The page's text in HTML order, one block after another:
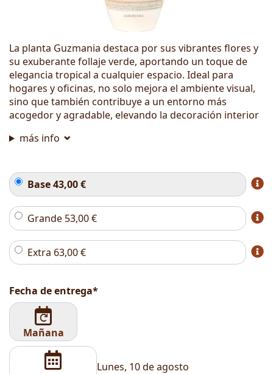
La planta Guzmania destaca por sus vibrantes flores y
su exuberante follaje verde, aportando un toque de
elegancia tropical a cualquier espacio. Ideal para
hogares y oficinas, no solo mejora el ambiente visual,
sino que también contribuye a un entorno más
acogedor y agradable, elevando la decoración interior
más info
Base43,00€
Grande 53,00€
Extra 63,00€
Fecha de entrega*
Mañana
Lunes, 10 de agosto